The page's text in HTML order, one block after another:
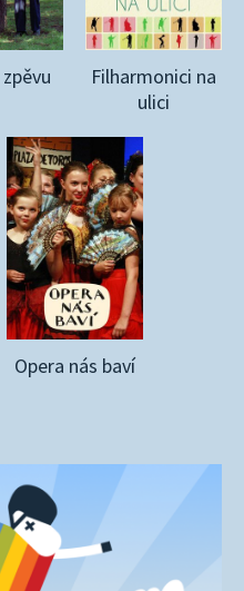
Filharmonici na
ulici
Opera nás baví